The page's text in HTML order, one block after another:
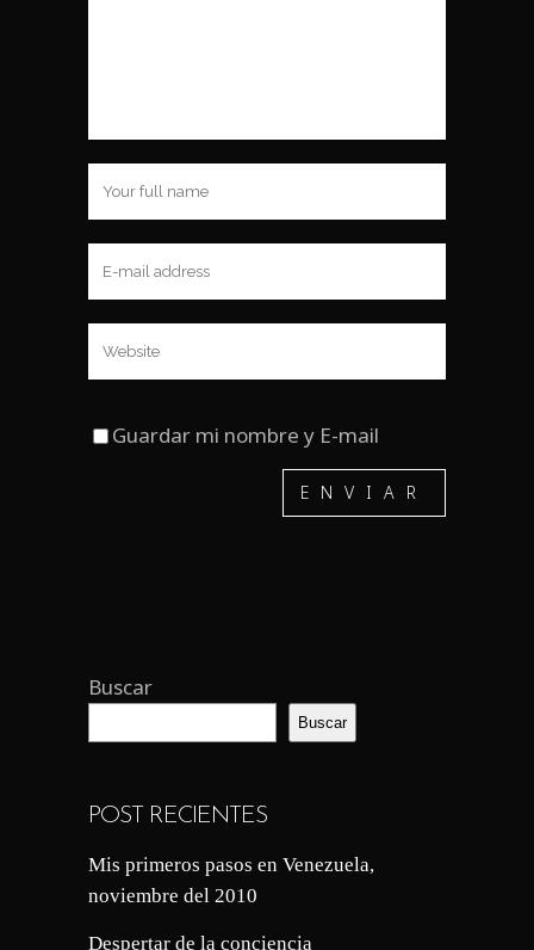
Guardar mi nombre y E-mail
Buscar
Buscar
POST RECIENTES
Mis primeros pasos en Venezuela,
noviembre del 2010
Despertar de la conciencia